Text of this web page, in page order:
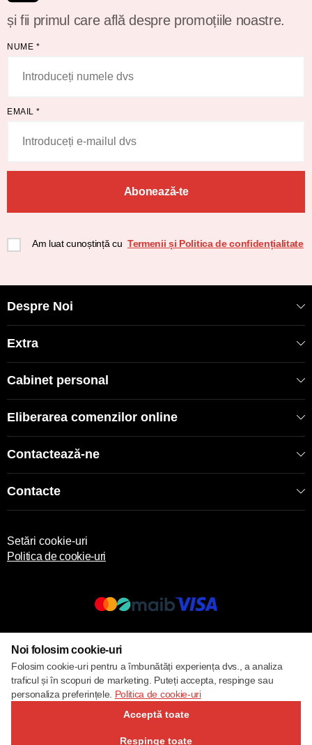
și fii primul care află despre promoțiile noastre.
NUME *
EMAIL *
Abonează-te
Am luat cunoștință cu Termenii și Politica de confidențialitate
Despre Noi
Extra
Cabinet personal
Eliberarea comenzilor online
Contactează-ne
Contacte
Setări cookie-uri
Politica de cookie-uri
Noi folosim cookie-uri
Folosim cookie-uri pentru a îmbunătăți experiența dvs., a analiza
traficul și în scopuri de marketing. Puteți accepta, respinge sau
personaliza preferințele. Politica de cookie-uri
Acceptă toate
Respinge toate